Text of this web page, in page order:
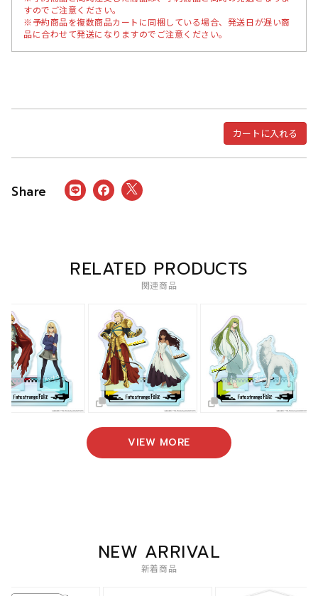
すのでご注意ください。
※予約商品を複数商品カートに同梱している場合、発送日が遅い商
品に合わせて発送になりますのでご注意ください。
カートに入れる
RELATED PRODUCTS
関連商品
VIEW MORE
NEW ARRIVAL
新着商品